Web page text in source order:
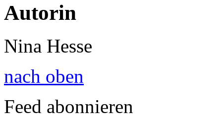
Autorin
Nina Hesse
nach oben
Feed abonnieren